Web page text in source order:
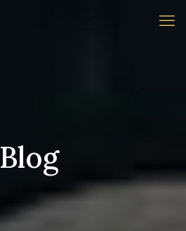
Blog